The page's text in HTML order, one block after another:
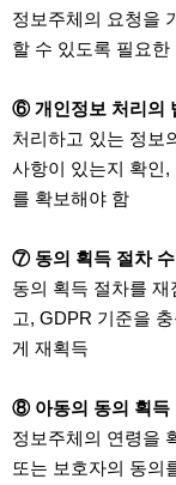
정보주체의 요청을
할 수 있도록 필요
⑥ 개인정보 처리의
처리하고 있는 정보
사항이 있는지 확인
를 확보해야 함
⑦ 동의 획득 절차
동의 획득 절차를
고, GDPR 기준을
게 재획득
⑧ 아동의 동의 획득
정보주체의 연령을
또는 보호자의 동의